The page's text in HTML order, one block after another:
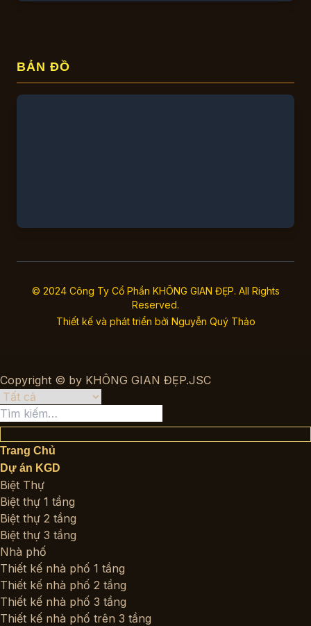
BẢN ĐỒ
© 2024 Công Ty Cổ Phần KHÔNG GIAN ĐẸP. All Rights
Reserved.
Thiết kế và phát triển bởi Nguyễn Quý Thảo
Copyright © by KHÔNG GIAN ĐẸP.JSC
Tìm
kiếm:
Trang Chủ
Dự án KGD
Biệt Thự
Biệt thự 1 tầng
Biệt thự 2 tầng
Biệt thự 3 tầng
Nhà phố
Thiết kế nhà phố 1 tầng
Thiết kế nhà phố 2 tầng
Thiết kế nhà phố 3 tầng
Thiết kế nhà phố trên 3 tầng